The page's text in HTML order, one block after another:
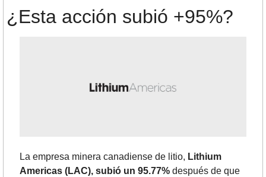
¿Esta acción subió +95%?
La empresa minera canadiense de litio, Lithium
Americas (LAC), subió un 95.77% después de que